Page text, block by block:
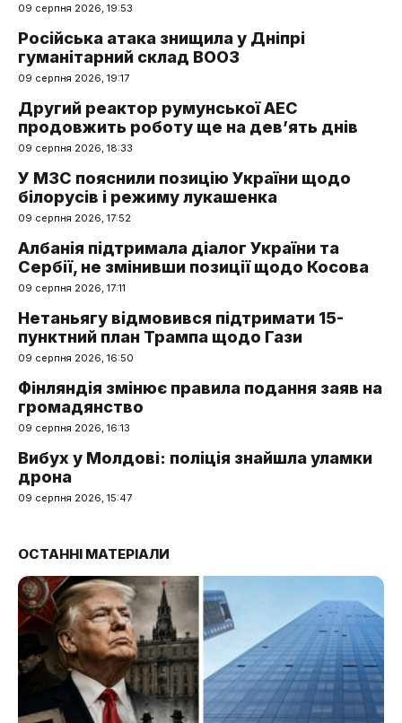
09 серпня 2026, 19:53
Російська атака знищила у Дніпрі
гуманітарний склад ВООЗ
09 серпня 2026, 19:17
Другий реактор румунської АЕС
продовжить роботу ще на дев’ять днів
09 серпня 2026, 18:33
У МЗС пояснили позицію України щодо
білорусів і режиму лукашенка
09 серпня 2026, 17:52
Албанія підтримала діалог України та
Сербії, не змінивши позиції щодо Косова
09 серпня 2026, 17:11
Нетаньягу відмовився підтримати 15-
пунктний план Трампа щодо Гази
09 серпня 2026, 16:50
Фінляндія змінює правила подання заяв на
громадянство
09 серпня 2026, 16:13
Вибух у Молдові: поліція знайшла уламки
дрона
09 серпня 2026, 15:47
ОСТАННІ МАТЕРІАЛИ